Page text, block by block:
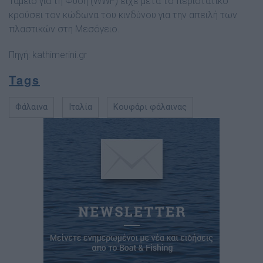
κρούσει τον κώδωνα του κινδύνου για την απειλή των
πλαστικών στη Μεσόγειο.
Πηγή: kathimerini.gr
Tags
Φάλαινα Ιταλία Κουφάρι φάλαινας